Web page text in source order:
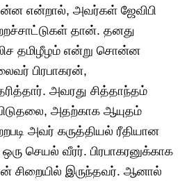
என்றால், அவர்கள் ஜேவிபி
தான். தனது
தமிழீழம் என்று சொன்ன
பிரபாகரன்,
அவரது சித்தாந்தம்
அதற்காக ஆயுதம்
அவர் கருத்தியல் ரீதியான
செயல் வீரர். பிரபாகரனுக்காக
சிறையில் இருந்தவர். ஆனால்